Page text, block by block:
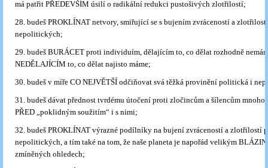
má patřit PŘEDEVŠÍM úsilí o radikální redukci pustošivých zlotřilostí;
28. budeš PROKLÍNAT netvory, smiřující se s bujením zvráceností a
nepolitických;
29. budeš BURÁCET proti individuím, dělajícím to, co dělat rozhodně
NEDĚLAJÍCÍM to, co dělat najisto máme;
30. budeš v míře CO NEJVĚTŠÍ odčiňovat svá těžká provinění politická i
31. budeš dávat přednost tvrdému útočení proti zločincům a šílencům
PŘED „poklidným soužitím“ i s nimi;
32. budeš PROKLÍNAT výrazné podílníky na bujení zvráceností a zlotřilostí
nepolitických, a tím také na tom, že naše planeta je napořád velikým
zmíněných ohledech;